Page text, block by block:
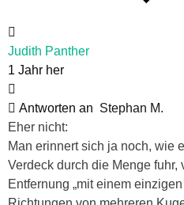
Judith Panther
1 Jahr her
Antworten an Stephan M.
Eher nicht:
Man erinnert sich ja noch, wie
Verdeck durch die Menge fuhr,
Entfernung „mit einem